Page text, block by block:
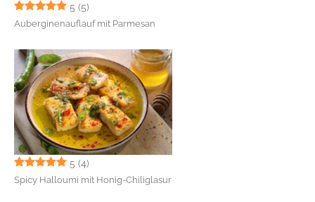
5 (5)
Auberginenauflauf mit Parmesan
5 (4)
Spicy Halloumi mit Honig-Chiliglasur